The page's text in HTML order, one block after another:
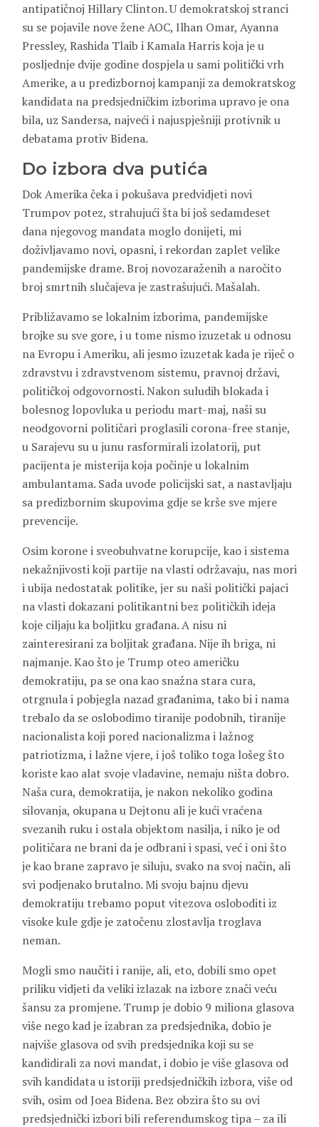
antipatičnoj Hillary Clinton. U demokratskoj stranci
su se pojavile nove žene AOC, Ilhan Omar, Ayanna
Pressley, Rashida Tlaib i Kamala Harris koja je u
posljednje dvije godine dospjela u sami politički vrh
Amerike, a u predizbornoj kampanji za demokratskog
kandidata na predsjedničkim izborima upravo je ona
bila, uz Sandersa, najveći i najuspješniji protivnik u
debatama protiv Bidena.
Do izbora dva putića
Dok Amerika čeka i pokušava predvidjeti novi
Trumpov potez, strahujući šta bi još sedamdeset
dana njegovog mandata moglo donijeti, mi
doživljavamo novi, opasni, i rekordan zaplet velike
pandemijske drame. Broj novozaraženih a naročito
broj smrtnih slučajeva je zastrašujući. Mašalah.
Približavamo se lokalnim izborima, pandemijske
brojke su sve gore, i u tome nismo izuzetak u odnosu
na Evropu i Ameriku, ali jesmo izuzetak kada je riječ o
zdravstvu i zdravstvenom sistemu, pravnoj državi,
političkoj odgovornosti. Nakon suludih blokada i
bolesnog lopovluka u periodu mart-maj, naši su
neodgovorni političari proglasili corona-free stanje,
u Sarajevu su u junu rasformirali izolatorij, put
pacijenta je misterija koja počinje u lokalnim
ambulantama. Sada uvode policijski sat, a nastavljaju
sa predizbornim skupovima gdje se krše sve mjere
prevencije.
Osim korone i sveobuhvatne korupcije, kao i sistema
nekažnjivosti koji partije na vlasti održavaju, nas mori
i ubija nedostatak politike, jer su naši politički pajaci
na vlasti dokazani politikantni bez političkih ideja
koje ciljaju ka boljitku građana. A nisu ni
zainteresirani za boljitak građana. Nije ih briga, ni
najmanje. Kao što je Trump oteo američku
demokratiju, pa se ona kao snažna stara cura,
otrgnula i pobjegla nazad građanima, tako bi i nama
trebalo da se oslobodimo tiranije podobnih, tiranije
nacionalista koji pored nacionalizma i lažnog
patriotizma, i lažne vjere, i još toliko toga lošeg što
koriste kao alat svoje vladavine, nemaju ništa dobro.
Naša cura, demokratija, je nakon nekoliko godina
silovanja, okupana u Dejtonu ali je kući vraćena
svezanih ruku i ostala objektom nasilja, i niko je od
političara ne brani da je odbrani i spasi, već i oni što
je kao brane zapravo je siluju, svako na svoj način, ali
svi podjenako brutalno. Mi svoju bajnu djevu
demokratiju trebamo poput vitezova osloboditi iz
visoke kule gdje je zatočenu zlostavlja troglava
neman.
Mogli smo naučiti i ranije, ali, eto, dobili smo opet
priliku vidjeti da veliki izlazak na izbore znači veću
šansu za promjene. Trump je dobio 9 miliona glasova
više nego kad je izabran za predsjednika, dobio je
najviše glasova od svih predsjednika koji su se
kandidirali za novi mandat, i dobio je više glasova od
svih kandidata u istoriji predsjedničkih izbora, više od
svih, osim od Joea Bidena. Bez obzira što su ovi
predsjednički izbori bili referendumskog tipa – za ili